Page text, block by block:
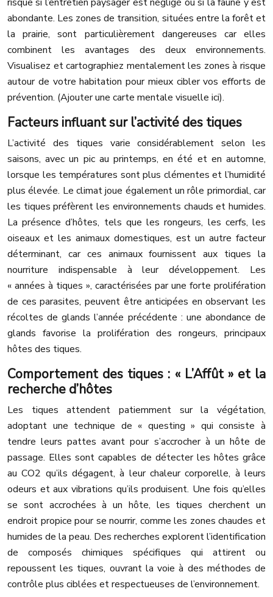
abondante. Les zones de transition, situées entre la forêt et
la prairie, sont particulièrement dangereuses car elles
combinent les avantages des deux environnements.
Visualisez et cartographiez mentalement les zones à risque
autour de votre habitation pour mieux cibler vos efforts de
prévention. (Ajouter une carte mentale visuelle ici).
Facteurs influant sur l’activité des tiques
L’activité des tiques varie considérablement selon les
saisons, avec un pic au printemps, en été et en automne,
lorsque les températures sont plus clémentes et l’humidité
plus élevée. Le climat joue également un rôle primordial, car
les tiques préfèrent les environnements chauds et humides.
La présence d’hôtes, tels que les rongeurs, les cerfs, les
oiseaux et les animaux domestiques, est un autre facteur
déterminant, car ces animaux fournissent aux tiques la
nourriture indispensable à leur développement. Les
« années à tiques », caractérisées par une forte prolifération
de ces parasites, peuvent être anticipées en observant les
récoltes de glands l’année précédente : une abondance de
glands favorise la prolifération des rongeurs, principaux
hôtes des tiques.
Comportement des tiques : « L’Affût » et la
recherche d’hôtes
Les tiques attendent patiemment sur la végétation,
adoptant une technique de « questing » qui consiste à
tendre leurs pattes avant pour s’accrocher à un hôte de
passage. Elles sont capables de détecter les hôtes grâce
au CO2 qu’ils dégagent, à leur chaleur corporelle, à leurs
odeurs et aux vibrations qu’ils produisent. Une fois qu’elles
se sont accrochées à un hôte, les tiques cherchent un
endroit propice pour se nourrir, comme les zones chaudes et
humides de la peau. Des recherches explorent l’identification
de composés chimiques spécifiques qui attirent ou
repoussent les tiques, ouvrant la voie à des méthodes de
contrôle plus ciblées et respectueuses de l’environnement.